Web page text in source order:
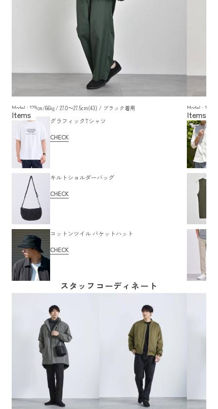
Model : 179㎝/66㎏/ 27.0～27.5cm(43) / ブラック着用
グラフィックTシャツ
CHECK
キルトショルダーバッグ
CHECK
コットンツイル バケットハット
CHECK
Model : 179
スタッフコーディネート